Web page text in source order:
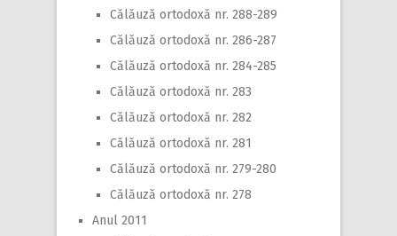
Călăuză ortodoxă nr. 288-289
Călăuză ortodoxă nr. 286-287
Călăuză ortodoxă nr. 284-285
Călăuză ortodoxă nr. 283
Călăuză ortodoxă nr. 282
Călăuză ortodoxă nr. 281
Călăuză ortodoxă nr. 279-280
Călăuză ortodoxă nr. 278
Anul 2011